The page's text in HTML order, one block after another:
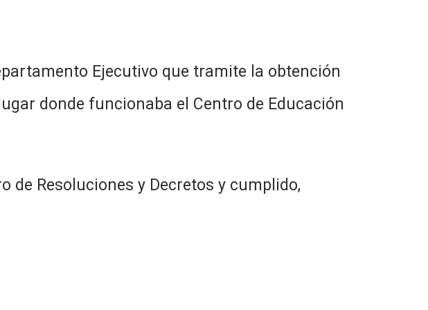
Ejecutivo que tramite la obtención
donde funcionaba el Centro de Educación
de Resoluciones y Decretos y cumplido,